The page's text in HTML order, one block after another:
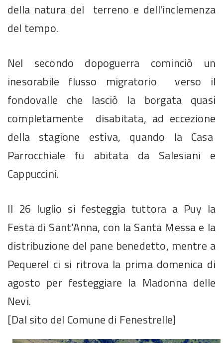
della natura del terreno e dell'inclemenza
del tempo.
Nel secondo dopoguerra cominciò un
inesorabile flusso migratorio verso il
fondovalle che lasciò la borgata quasi
completamente disabitata, ad eccezione
della stagione estiva, quando la Casa
Parrocchiale fu abitata da Salesiani e
Cappuccini.
Il 26 luglio si festeggia tuttora a Puy la
Festa di Sant’Anna, con la Santa Messa e la
distribuzione del pane benedetto, mentre a
Pequerel ci si ritrova la prima domenica di
agosto per festeggiare la Madonna delle
Nevi.
[Dal sito del Comune di Fenestrelle]